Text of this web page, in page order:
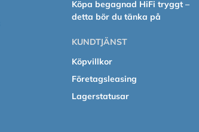
Köpa begagnad HiFi tryggt –
detta bör du tänka på
KUNDTJÄNST
Köpvillkor
Företagsleasing
Lagerstatusar